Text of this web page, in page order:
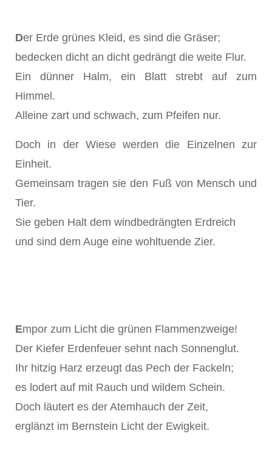
Der Erde grünes Kleid, es sind die Gräser;
bedecken dicht an dicht gedrängt die weite Flur.
Ein dünner Halm, ein Blatt strebt auf zum
Himmel.
Alleine zart und schwach, zum Pfeifen nur.
Doch in der Wiese werden die Einzelnen zur
Einheit.
Gemeinsam tragen sie den Fuß von Mensch und
Tier.
Sie geben Halt dem windbedrängten Erdreich
und sind dem Auge eine wohltuende Zier.
Empor zum Licht die grünen Flammenzweige!
Der Kiefer Erdenfeuer sehnt nach Sonnenglut.
Ihr hitzig Harz erzeugt das Pech der Fackeln;
es lodert auf mit Rauch und wildem Schein.
Doch läutert es der Atemhauch der Zeit,
erglänzt im Bernstein Licht der Ewigkeit.